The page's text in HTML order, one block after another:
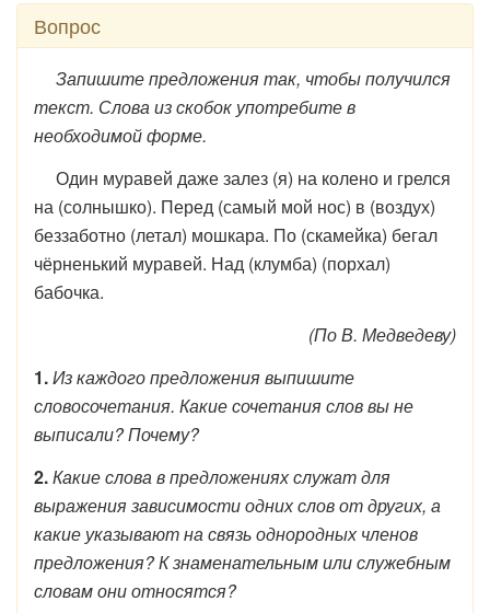
Вопрос
Запишите предложения так, чтобы получился
текст. Слова из скобок употребите в
необходимой форме.
Один муравей даже залез (я) на колено и грелся
на (солнышко). Перед (самый мой нос) в (воздух)
беззаботно (летал) мошкара. По (скамейка) бегал
чёрненький муравей. Над (клумба) (порхал)
бабочка.
(По В. Медведеву)
1.Из каждого предложения выпишите
словосочетания. Какие сочетания слов вы не
выписали? Почему?
2.Какие слова в предложениях служат для
выражения зависимости одних слов от других, а
какие указывают на связь однородных членов
предложения? К знаменательным или служебным
словам они относятся?